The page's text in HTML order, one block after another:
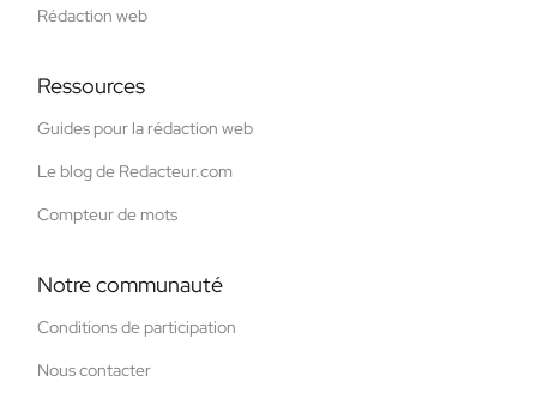
Rédaction web
Ressources
Guides pour la rédaction web
Le blog de Redacteur.com
Compteur de mots
Notre communauté
Conditions de participation
Nous contacter